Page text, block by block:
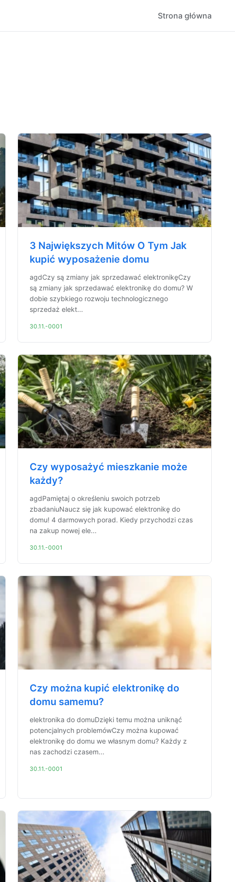
Strona główna
3 Największych Mitów O Tym Jak
kupić wyposażenie domu
agdCzy są zmiany jak sprzedawać elektronikęCzy
są zmiany jak sprzedawać elektronikę do domu? W
dobie szybkiego rozwoju technologicznego
sprzedaż elekt...
30.11.-0001
Czy wyposażyć mieszkanie może
każdy?
agdPamiętaj o określeniu swoich potrzeb
zbadaniuNaucz się jak kupować elektronikę do
domu! 4 darmowych porad. Kiedy przychodzi czas
na zakup nowej ele...
30.11.-0001
Czy można kupić elektronikę do
domu samemu?
elektronika do domuDzięki temu można uniknąć
potencjalnych problemówCzy można kupować
elektronikę do domu we własnym domu? Każdy z
nas zachodzi czasem...
30.11.-0001